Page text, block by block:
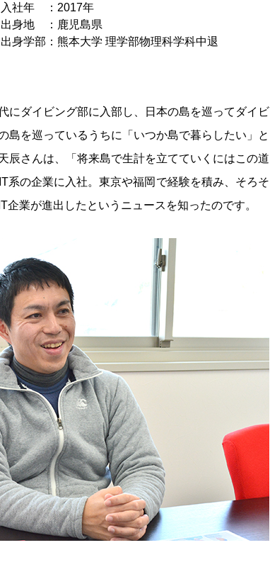
入社年
2017年
出身地
鹿児島県
出身学部
熊本大学 理学部物理科学科中退
にダイビング部に入部し、日本の島を巡ってダイビ
島を巡っているうちに「いつか島で暮らしたい」と
辰さんは、「将来島で生計を立てていくにはこの道
系の企業に入社。東京や福岡で経験を積み、そろそ
業が進出したというニュースを知ったのです。